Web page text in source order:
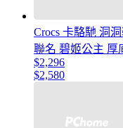
Crocs 卡駱馳 洞
聯名 碧姬公主 厚
$2,296
$2,580